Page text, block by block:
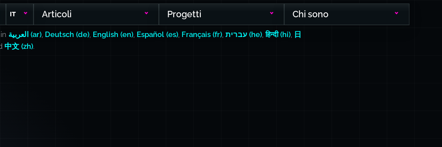
IT Articoli Progetti Chi sono
العربية (ar) Deutsch (de) English (en) Español (es) Français (fr) עברית (he) ,हिन्दी (hi)
日
中文 (zh).